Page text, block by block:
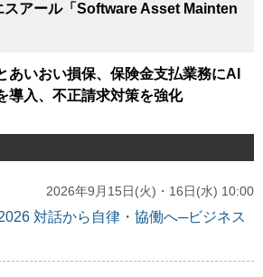
スアール「Software Asset Mainten
あいおい損保、保険金支払業務にAI
導入、不正請求対策を強化
2026年9月15日(火)・16日(水) 10:00
対話から自律・協働へ─ビジネス